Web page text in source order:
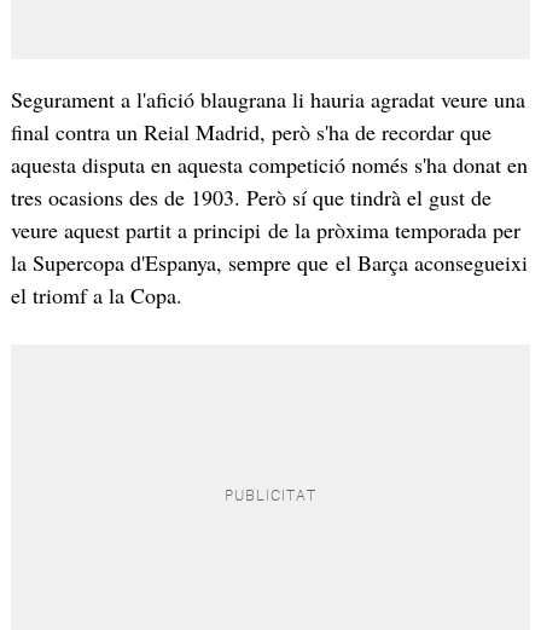
Segurament a l'afició blaugrana li hauria agradat veure una
final contra un Reial Madrid, però s'ha de recordar que
aquesta disputa en aquesta competició només s'ha donat en
tres ocasions des de 1903. Però sí que tindrà el gust de
veure aquest partit a principi de la pròxima temporada per
la Supercopa d'Espanya, sempre que el Barça aconsegueixi
el triomf a la Copa.